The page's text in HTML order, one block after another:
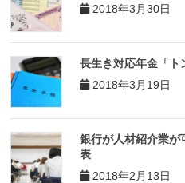
2018年3月30日
長生き対応年金「ト
2018年3月19日
銀行が人材紹介業
表
2018年2月13日